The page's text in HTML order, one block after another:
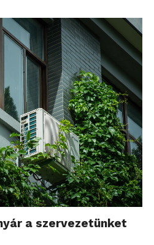
a kosarakban helyezhető
vagy plexi mögött higiéniai
a szervezetünket